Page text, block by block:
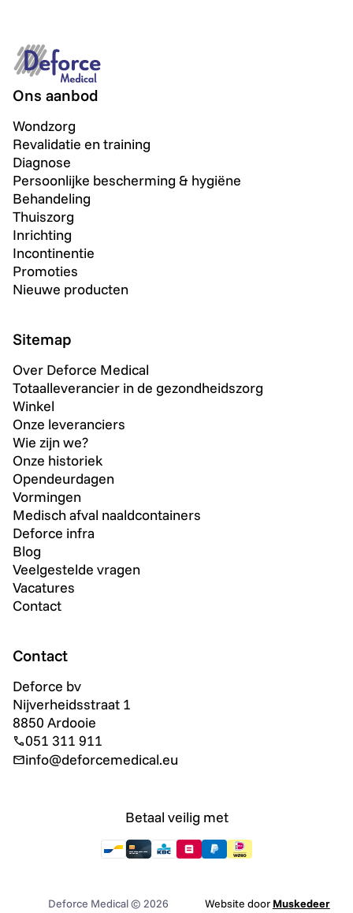
Ons aanbod
Wondzorg
Revalidatie en training
Diagnose
Persoonlijke bescherming & hygiëne
Behandeling
Thuiszorg
Inrichting
Incontinentie
Promoties
Nieuwe producten
Sitemap
Over Deforce Medical
Totaalleverancier in de gezondheidszorg
Winkel
Onze leveranciers
Wie zijn we?
Onze historiek
Opendeurdagen
Vormingen
Medisch afval naaldcontainers
Deforce infra
Blog
Veelgestelde vragen
Vacatures
Contact
Contact
Deforce bv
Nijverheidsstraat 1
8850 Ardooie
051 311 911
info@deforcemedical.eu
Betaal veilig met
Deforce Medical © 2026
Website door Muskedeer